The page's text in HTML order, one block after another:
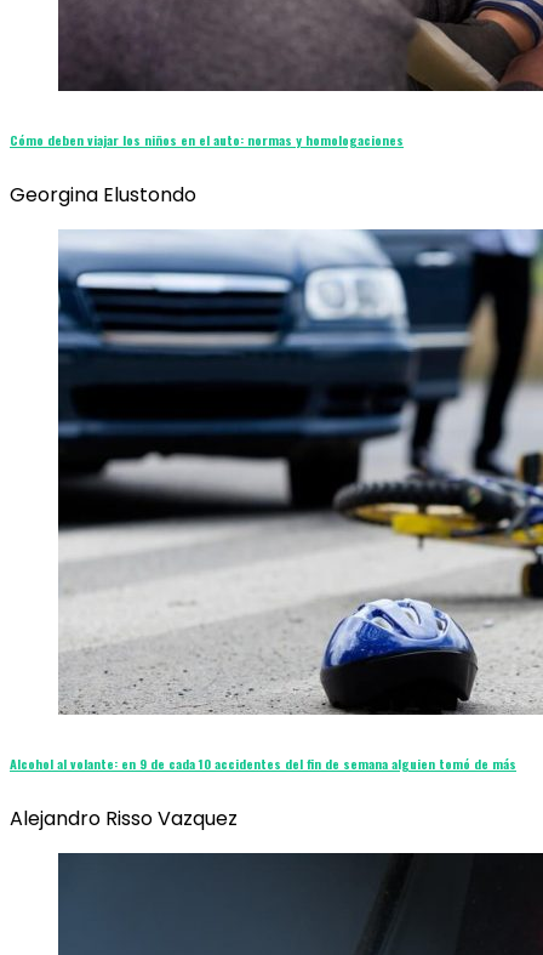
Cómo deben viajar los niños en el auto: normas y homologaciones
Georgina Elustondo
Alcohol al volante: en 9 de cada 10 accidentes del fin de semana alguien tomó de más
Alejandro Risso Vazquez